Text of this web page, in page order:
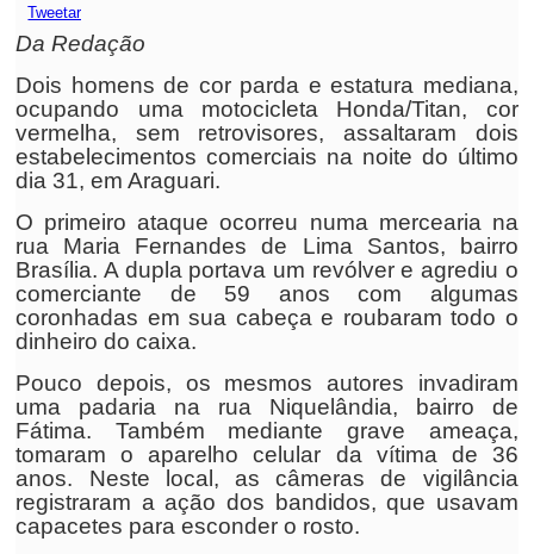
Tweetar
Da Redação
Dois homens de cor parda e estatura mediana,
ocupando uma motocicleta Honda/Titan, cor
vermelha, sem retrovisores, assaltaram dois
estabelecimentos comerciais na noite do último
dia 31, em Araguari.
O primeiro ataque ocorreu numa mercearia na
rua Maria Fernandes de Lima Santos, bairro
Brasília. A dupla portava um revólver e agrediu o
comerciante de 59 anos com algumas
coronhadas em sua cabeça e roubaram todo o
dinheiro do caixa.
Pouco depois, os mesmos autores invadiram
uma padaria na rua Niquelândia, bairro de
Fátima. Também mediante grave ameaça,
tomaram o aparelho celular da vítima de 36
anos. Neste local, as câmeras de vigilância
registraram a ação dos bandidos, que usavam
capacetes para esconder o rosto.